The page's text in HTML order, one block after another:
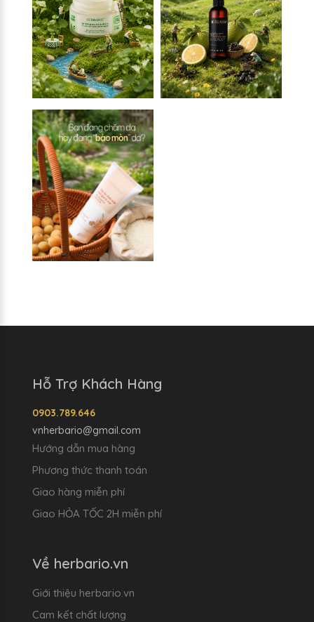
Hỗ Trợ Khách Hàng
0903.789.646
vnherbario@gmail.com
Hướng dẫn mua hàng
Phương thức thanh toán
Giao hàng miễn phí
Giao HỎA TỐC 2H miễn phí
Về herbario.vn
Giới thiệu herbario.vn
Cam kết chất lượng